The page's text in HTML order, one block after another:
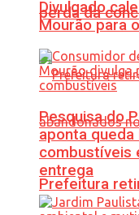
perda da
Prefeitura
Divulgado
Mourão para
Pesquisa do
aponta
combustíveis
entrega